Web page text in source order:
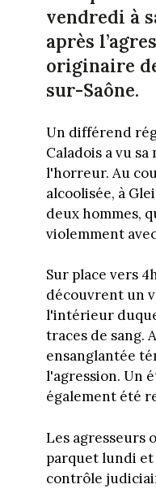
vendredi à
après
originaire
sur-Saône.
Un différend
Caladois a vu
l'horreur. Au
alcoolisée, à
deux hommes,
violemment
Sur place vers
découvrent un
l'intérieur
traces de sang.
ensanglantée
l'agression. Un
également été
Les agresseurs
parquet lundi et
contrôle